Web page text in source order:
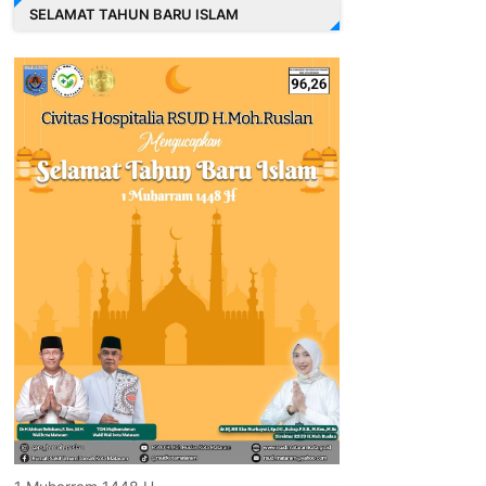
SELAMAT TAHUN BARU ISLAM